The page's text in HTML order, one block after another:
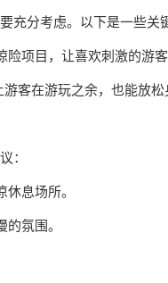
充分考虑。以下是一些关
项目，让喜欢刺激的游客
客在游玩之余，也能放松
：
息场所。
氛围。